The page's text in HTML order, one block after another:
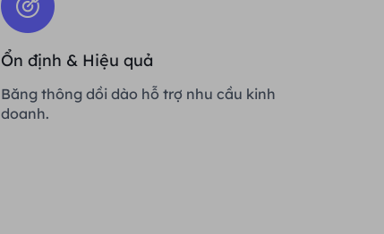
Ổn định & Hiệu quả
Băng thông dồi dào hỗ trợ nhu cầu kinh
doanh.